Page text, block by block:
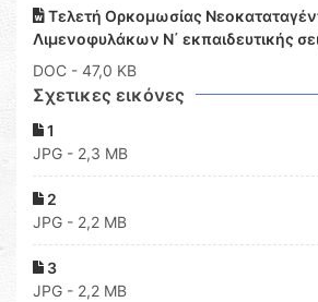
Τελετή Ορκομωσίας
Λιμενοφυλάκων Ν΄ εκπαιδευτικής
DOC - 47,0 KB
Σχετικες εικόνες
1
JPG - 2,3 MB
2
JPG - 2,2 MB
3
JPG - 2,2 MB